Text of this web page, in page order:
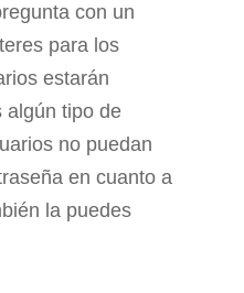
con un
para los
estarán
algún tipo de
no puedan
en cuanto a
la puedes